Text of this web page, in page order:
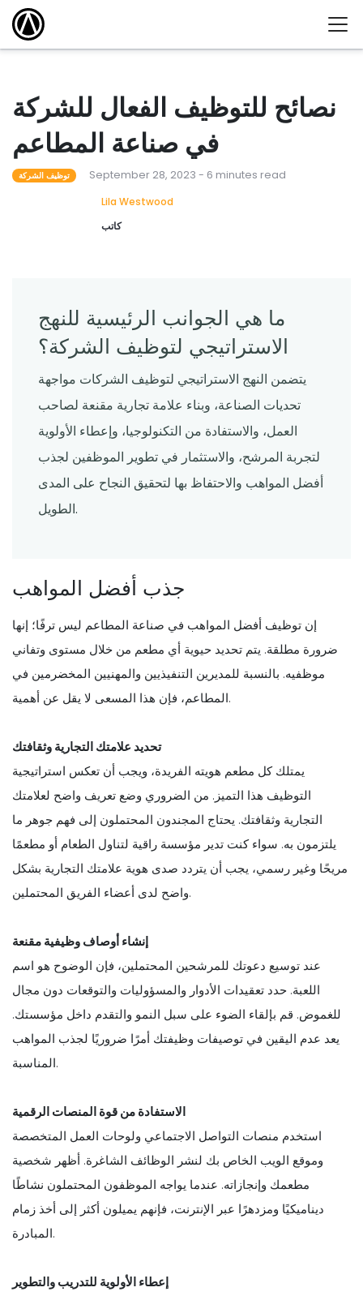
نصائح للتوظيف الفعال للشركة
في صناعة المطاعم
توظيف الشركة
September 28, 2023 - 6 minutes read
Lila Westwood
كاتب
ما هي الجوانب الرئيسية للنهج
الاستراتيجي لتوظيف الشركة؟
يتضمن النهج الاستراتيجي لتوظيف الشركات مواجهة
تحديات الصناعة، وبناء علامة تجارية مقنعة لصاحب
العمل، والاستفادة من التكنولوجيا، وإعطاء الأولوية
لتجربة المرشح، والاستثمار في تطوير الموظفين لجذب
أفضل المواهب والاحتفاظ بها لتحقيق النجاح على المدى
الطويل.
جذب أفضل المواهب
إن توظيف أفضل المواهب في صناعة المطاعم ليس ترفًا؛ إنها
ضرورة مطلقة. يتم تحديد حيوية أي مطعم من خلال مستوى وتفاني
موظفيه. بالنسبة للمديرين التنفيذيين والمهنيين المخضرمين في
المطاعم، فإن هذا المسعى لا يقل عن أهمية.
تحديد علامتك التجارية وثقافتك
يمتلك كل مطعم هويته الفريدة، ويجب أن تعكس استراتيجية
التوظيف هذا التميز. من الضروري وضع تعريف واضح لعلامتك
التجارية وثقافتك. يحتاج المجندون المحتملون إلى فهم جوهر ما
يلتزمون به. سواء كنت تدير مؤسسة راقية لتناول الطعام أو مطعمًا
مريحًا وغير رسمي، يجب أن يتردد صدى هوية علامتك التجارية بشكل
واضح لدى أعضاء الفريق المحتملين.
إنشاء أوصاف وظيفية مقنعة
عند توسيع دعوتك للمرشحين المحتملين، فإن الوضوح هو اسم
اللعبة. حدد تعقيدات الأدوار والمسؤوليات والتوقعات دون مجال
للغموض. قم بإلقاء الضوء على سبل النمو والتقدم داخل مؤسستك.
يعد عدم اليقين في توصيفات وظيفتك أمرًا ضروريًا لجذب المواهب
المناسبة.
الاستفادة من قوة المنصات الرقمية
استخدم منصات التواصل الاجتماعي ولوحات العمل المتخصصة
وموقع الويب الخاص بك لنشر الوظائف الشاغرة. أظهر شخصية
مطعمك وإنجازاته. عندما يواجه الموظفون المحتملون نشاطًا
ديناميكيًا ومزدهرًا عبر الإنترنت، فإنهم يميلون أكثر إلى أخذ زمام
المبادرة.
إعطاء الأولوية للتدريب والتطوير